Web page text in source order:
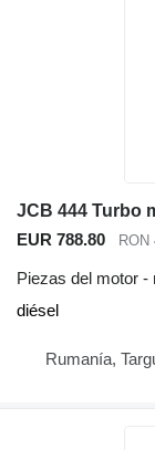
EUR 788.80 RON
Piezas del motor -
diésel
Rumanía,